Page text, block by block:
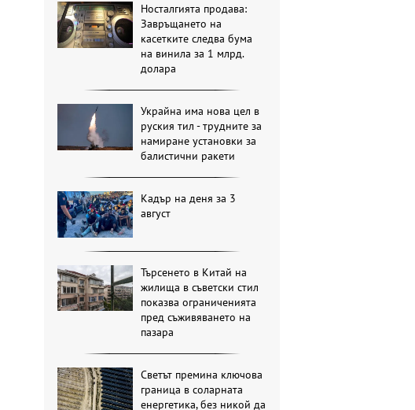
Носталгията продава:
Завръщането на
касетките следва бума
на винила за 1 млрд.
долара
Украйна има нова цел в
руския тил - трудните за
намиране установки за
балистични ракети
Кадър на деня за 3
август
Търсенето в Китай на
жилища в съветски стил
показва ограниченията
пред съживяването на
пазара
Светът премина ключова
граница в соларната
енергетика, без никой да